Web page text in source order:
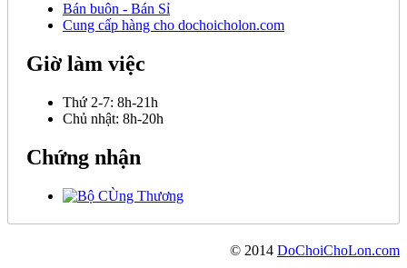
Bán buôn - Bán Sỉ
Cung cấp hàng cho dochoicholon.com
Giờ làm việc
Thứ 2-7: 8h-21h
Chủ nhật: 8h-20h
Chứng nhận
© 2014 DoChoiChoLon.com